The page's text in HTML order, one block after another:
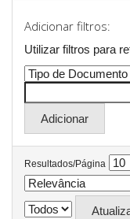
Adicionar filtros:
Utilizar filtros para
Resultados/Página